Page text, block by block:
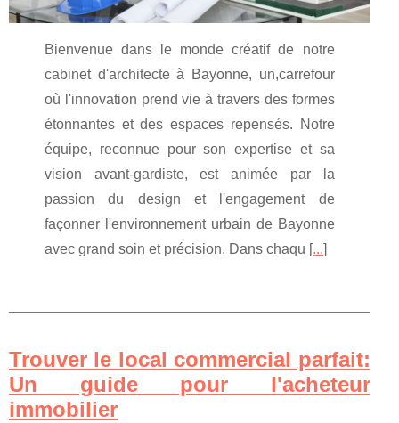
Bienvenue dans le monde créatif de notre
cabinet d'architecte à Bayonne, un,carrefour
où l'innovation prend vie à travers des formes
étonnantes et des espaces repensés. Notre
équipe, reconnue pour son expertise et sa
vision avant-gardiste, est animée par la
passion du design et l'engagement de
façonner l'environnement urbain de Bayonne
avec grand soin et précision. Dans chaqu [...]
Trouver le local commercial parfait:
Un guide pour l'acheteur
immobilier